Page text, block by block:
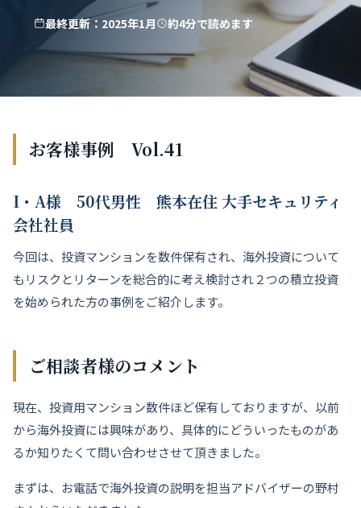
最終更新：2025年1月 約4分で読めます
お客様事例 Vol.41
I・A様 50代男性 熊本在住 大手セキュリティ
会社社員
今回は、投資マンションを数件保有され、海外投資について
もリスクとリターンを総合的に考え検討され２つの積立投資
を始められた方の事例をご紹介します。
ご相談者様のコメント
現在、投資用マンション数件ほど保有しておりますが、以前
から海外投資には興味があり、具体的にどういったものがあ
るか知りたくて問い合わせさせて頂きました。
まずは、お電話で海外投資の説明を担当アドバイザーの野村